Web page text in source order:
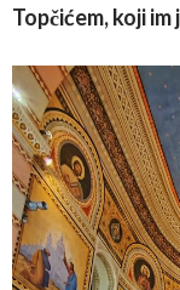
Topčićem, koji